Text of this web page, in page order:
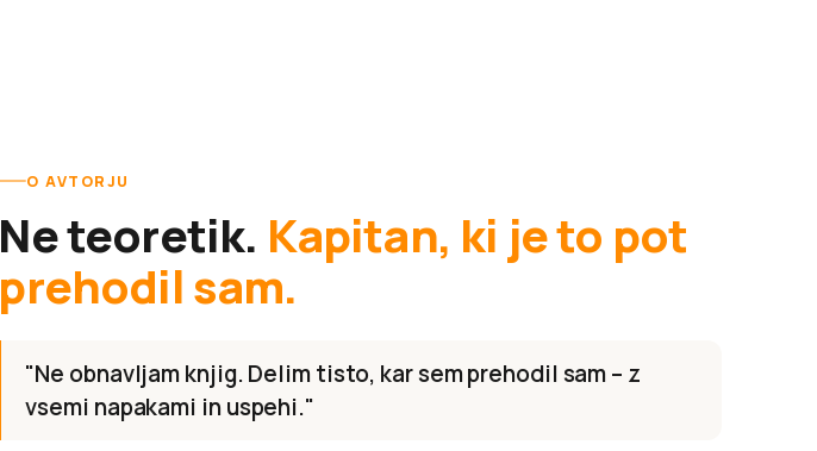
O AVTORJU
Ne teoretik. Kapitan, ki je to pot
prehodil sam.
"Ne obnavljam knjig. Delim tisto, kar sem prehodil sam – z
vsemi napakami in uspehi."